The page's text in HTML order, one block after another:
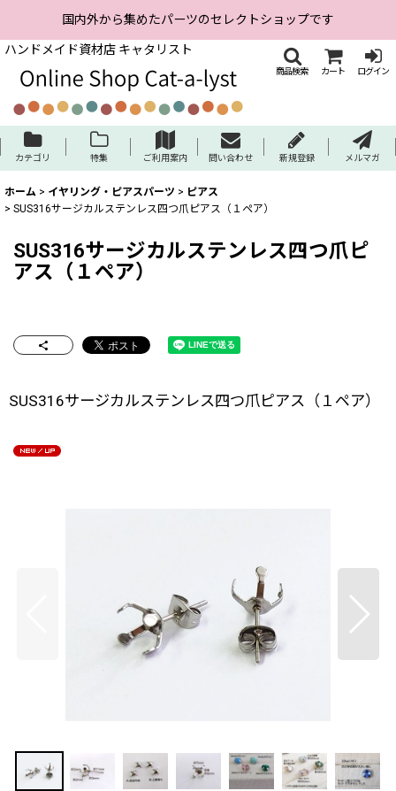
国内外から集めたパーツのセレクトショップです
ハンドメイド資材店 キャタリスト
商品検索 カート ログイン
カテゴリ 特集 ご利用案内 問い合わせ 新規登録 メルマガ
ホーム > イヤリング・ピアスパーツ > ピアス
> SUS316サージカルステンレス四つ爪ピアス（１ペア）
SUS316サージカルステンレス四つ爪ピ
アス（１ペア）
SUS316サージカルステンレス四つ爪ピアス（１ペア）